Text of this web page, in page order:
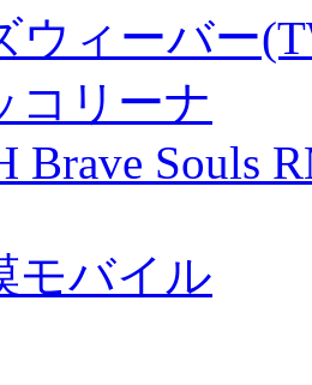
ウィーバー
コリーナ
Brave Souls
モバイル